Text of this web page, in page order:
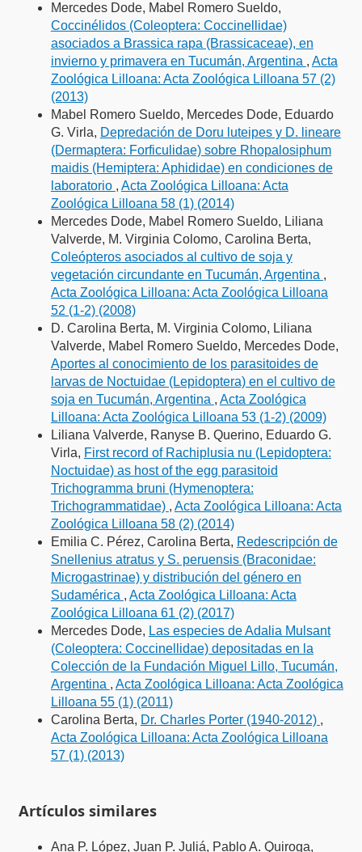
Mercedes Dode, Mabel Romero Sueldo,
Coccinélidos (Coleoptera: Coccinellidae)
asociados a Brassica rapa (Brassicaceae), en
invierno y primavera en Tucumán, Argentina , Acta
Zoológica Lilloana: Acta Zoológica Lilloana 57 (2)
(2013)
Mabel Romero Sueldo, Mercedes Dode, Eduardo
G. Virla, Depredación de Doru luteipes y D. lineare
(Dermaptera: Forficulidae) sobre Rhopalosiphum
maidis (Hemiptera: Aphididae) en condiciones de
laboratorio , Acta Zoológica Lilloana: Acta
Zoológica Lilloana 58 (1) (2014)
Mercedes Dode, Mabel Romero Sueldo, Liliana
Valverde, M. Virginia Colomo, Carolina Berta,
Coleópteros asociados al cultivo de soja y
vegetación circundante en Tucumán, Argentina ,
Acta Zoológica Lilloana: Acta Zoológica Lilloana
52 (1-2) (2008)
D. Carolina Berta, M. Virginia Colomo, Liliana
Valverde, Mabel Romero Sueldo, Mercedes Dode,
Aportes al conocimiento de los parasitoides de
larvas de Noctuidae (Lepidoptera) en el cultivo de
soja en Tucumán, Argentina , Acta Zoológica
Lilloana: Acta Zoológica Lilloana 53 (1-2) (2009)
Liliana Valverde, Ranyse B. Querino, Eduardo G.
Virla, First record of Rachiplusia nu (Lepidoptera:
Noctuidae) as host of the egg parasitoid
Trichogramma bruni (Hymenoptera:
Trichogrammatidae) , Acta Zoológica Lilloana: Acta
Zoológica Lilloana 58 (2) (2014)
Emilia C. Pérez, Carolina Berta, Redescripción de
Snellenius atratus y S. peruensis (Braconidae:
Microgastrinae) y distribución del género en
Sudamérica , Acta Zoológica Lilloana: Acta
Zoológica Lilloana 61 (2) (2017)
Mercedes Dode, Las especies de Adalia Mulsant
(Coleoptera: Coccinellidae) depositadas en la
Colección de la Fundación Miguel Lillo, Tucumán,
Argentina , Acta Zoológica Lilloana: Acta Zoológica
Lilloana 55 (1) (2011)
Carolina Berta, Dr. Charles Porter (1940-2012) ,
Acta Zoológica Lilloana: Acta Zoológica Lilloana
57 (1) (2013)
Artículos similares
Ana P. López, Juan P. Juliá, Pablo A. Quiroga,